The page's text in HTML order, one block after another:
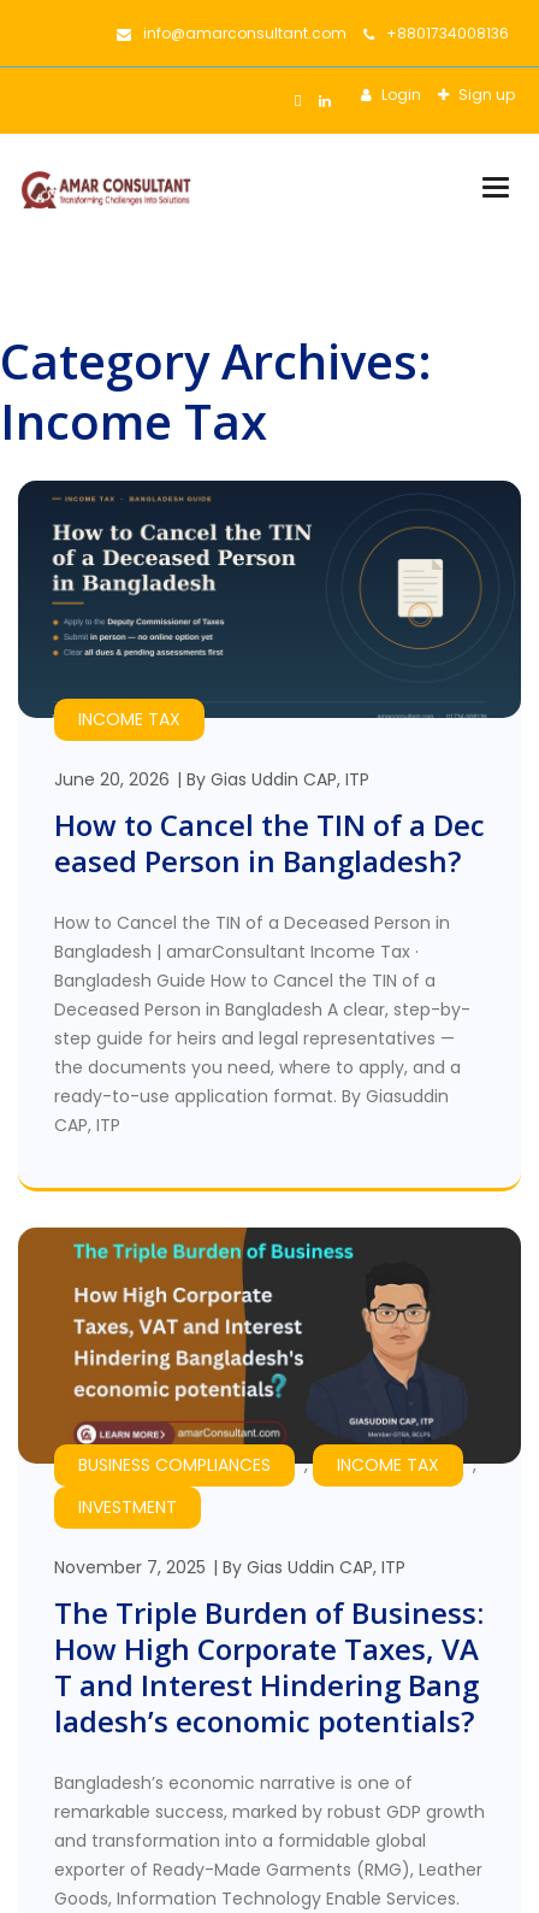
info@amarconsultant.com +8801734008136
Login Sign up
Category Archives:
Income Tax
INCOME TAX
June 20, 2026 By Gias Uddin CAP, ITP
How to Cancel the TIN of a Dec
eased Person in Bangladesh?
How to Cancel the TIN of a Deceased Person in
Bangladesh | amarConsultant Income Tax ·
Bangladesh Guide How to Cancel the TIN of a
Deceased Person in Bangladesh A clear, step-by-
step guide for heirs and legal representatives —
the documents you need, where to apply, and a
ready-to-use application format. By Giasuddin
CAP, ITP
BUSINESS COMPLIANCES , INCOME TAX
,
INVESTMENT
November 7, 2025 By Gias Uddin CAP, ITP
The Triple Burden of Business:
How High Corporate Taxes, VA
T and Interest Hindering Bang
ladesh’s economic potentials?
Bangladesh’s economic narrative is one of
remarkable success, marked by robust GDP growth
and transformation into a formidable global
exporter of Ready-Made Garments (RMG), Leather
Goods, Information Technology Enable Services.